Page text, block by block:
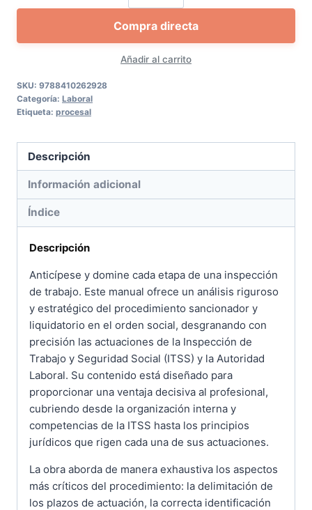
sancionador
y
liquidatorio
en
cantidad
Añadir al carrito
Compra directa
SKU: 9788410262928
Categoría: Laboral
Etiqueta: procesal
Descripción
Información adicional
Índice
Descripción
Anticípese y domine cada etapa de una inspección
de trabajo. Este manual ofrece un análisis riguroso
y estratégico del procedimiento sancionador y
liquidatorio en el orden social, desgranando con
precisión las actuaciones de la Inspección de
Trabajo y Seguridad Social (ITSS) y la Autoridad
Laboral. Su contenido está diseñado para
proporcionar una ventaja decisiva al profesional,
cubriendo desde la organización interna y
competencias de la ITSS hasta los principios
jurídicos que rigen cada una de sus actuaciones.
La obra aborda de manera exhaustiva los aspectos
más críticos del procedimiento: la delimitación de
los plazos de actuación, la correcta identificación